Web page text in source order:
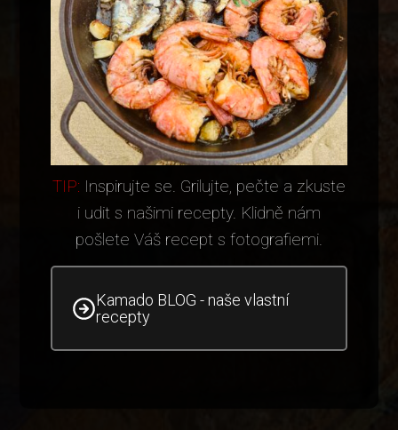
TIP: Inspirujte se. Grilujte, pečte a zkuste
i udit s našimi recepty. Klidně nám
pošlete Váš recept s fotografiemi.
Kamado BLOG - naše vlastní
recepty